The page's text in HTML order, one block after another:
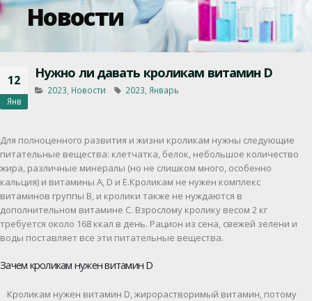
Новости
12
Янв
Нужно ли давать кроликам витамин D
2023 Новости 2023 Январь
Для полноценного развития и жизни кроликам нужны следующие
питательные вещества: клетчатка, белок, небольшое количество
жира, различные минералы (но не слишком много, особенно
кальция) и витамины A, D и E.Кроликам не нужен комплекс
витаминов группы В, и кролики также не нуждаются в
дополнительном витамине С. Взрослому кролику весом 2 кг
требуется около 168 ккал в день. Рацион из сена, свежей зелени и
воды поставляет все эти питательные вещества.
Зачем кроликам нужен витамин D
Кроликам нужен витамин D, жирорастворимый витамин, потому